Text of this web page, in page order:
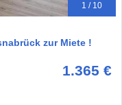
1 / 10
zur Miete !
1.365 €